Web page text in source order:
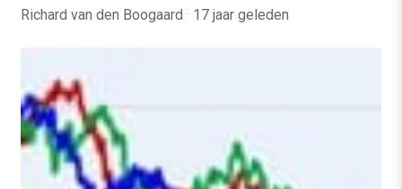
Richard van den Boogaard · 17 jaar geleden